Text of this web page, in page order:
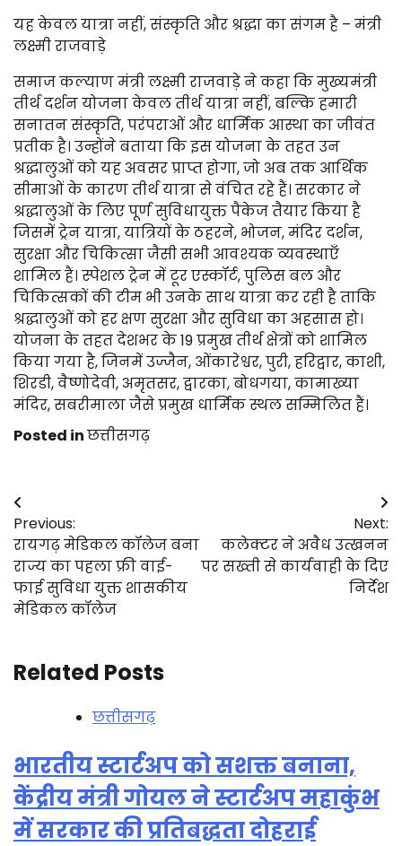
यह केवल यात्रा नहीं, संस्कृति और श्रद्धा का संगम है – मंत्री
लक्ष्मी राजवाड़े
समाज कल्याण मंत्री लक्ष्मी राजवाड़े ने कहा कि मुख्यमंत्री
तीर्थ दर्शन योजना केवल तीर्थ यात्रा नहीं, बल्कि हमारी
सनातन संस्कृति, परंपराओं और धार्मिक आस्था का जीवंत
प्रतीक है। उन्होंने बताया कि इस योजना के तहत उन
श्रद्धालुओं को यह अवसर प्राप्त होगा, जो अब तक आर्थिक
सीमाओं के कारण तीर्थ यात्रा से वंचित रहे हैं। सरकार ने
श्रद्धालुओं के लिए पूर्ण सुविधायुक्त पैकेज तैयार किया है
जिसमें ट्रेन यात्रा, यात्रियों के ठहरने, भोजन, मंदिर दर्शन,
सुरक्षा और चिकित्सा जैसी सभी आवश्यक व्यवस्थाएँ
शामिल हैं। स्पेशल ट्रेन में टूर एस्कॉर्ट, पुलिस बल और
चिकित्सकों की टीम भी उनके साथ यात्रा कर रही है ताकि
श्रद्धालुओं को हर क्षण सुरक्षा और सुविधा का अहसास हो।
योजना के तहत देशभर के 19 प्रमुख तीर्थ क्षेत्रों को शामिल
किया गया है, जिनमें उज्जैन, ओंकारेश्वर, पुरी, हरिद्वार, काशी,
शिरडी, वैष्णोदेवी, अमृतसर, द्वारका, बोधगया, कामाख्या
मंदिर, सबरीमाला जैसे प्रमुख धार्मिक स्थल सम्मिलित हैं।
Posted inछत्तीसगढ़
Post
navigation
Previous:
रायगढ़ मेडिकल कॉलेज बना
राज्य का पहला फ्री वाई-
फाई सुविधा युक्त शासकीय
मेडिकल कॉलेज
Next:
कलेक्टर ने अवैध उत्खनन
पर सख्ती से कार्यवाही के दिए
निर्देश
Related Posts
छत्तीसगढ़
भारतीय स्टार्टअप को सशक्त बनाना,
केंद्रीय मंत्री गोयल ने स्टार्टअप महाकुंभ
में सरकार की प्रतिबद्धता दोहराई